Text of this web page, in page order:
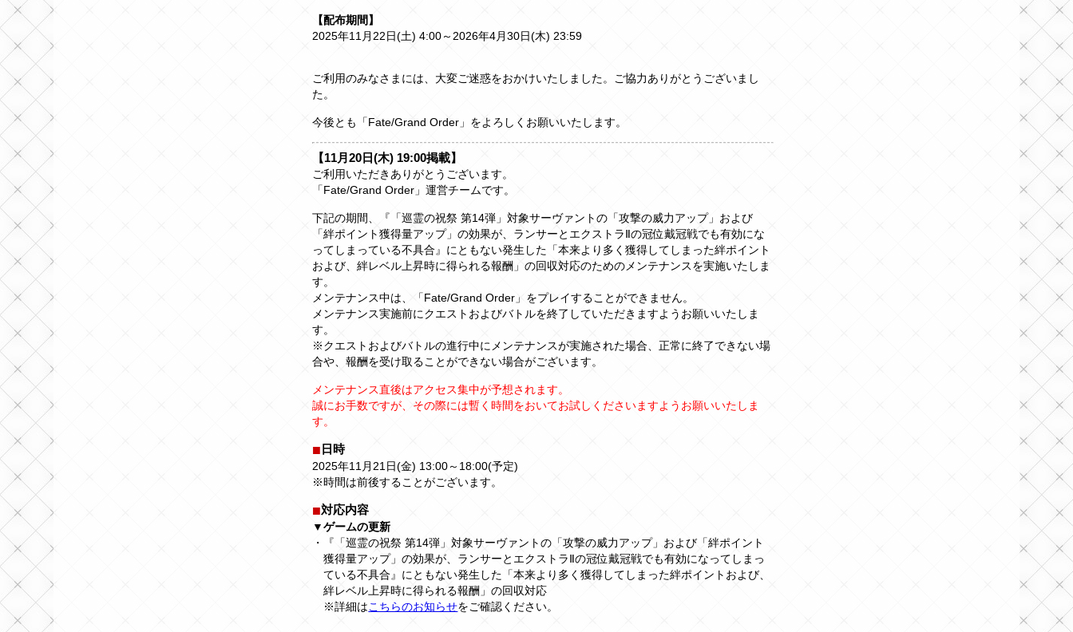
【配布期間】
2025年11月22日(土) 4:00～2026年4月30日(木) 23:59
ご利用のみなさまには、大変ご迷惑をおかけいたしました。ご協力ありがとうございまし
た。
今後とも「Fate/Grand Order」をよろしくお願いいたします。
【11月20日(木) 19:00掲載】
ご利用いただきありがとうございます。
「Fate/Grand Order」運営チームです。
下記の期間、『「巡霊の祝祭 第14弾」対象サーヴァントの「攻撃の威力アップ」および
「絆ポイント獲得量アップ」の効果が、ランサーとエクストラⅡの冠位戴冠戦でも有効にな
ってしまっている不具合』にともない発生した「本来より多く獲得してしまった絆ポイント
および、絆レベル上昇時に得られる報酬」の回収対応のためのメンテナンスを実施いたしま
す。
メンテナンス中は、「Fate/Grand Order」をプレイすることができません。
メンテナンス実施前にクエストおよびバトルを終了していただきますようお願いいたしま
す。
※クエストおよびバトルの進行中にメンテナンスが実施された場合、正常に終了できない場
合や、報酬を受け取ることができない場合がございます。
メンテナンス直後はアクセス集中が予想されます。
誠にお手数ですが、その際には暫く時間をおいてお試しくださいますようお願いいたしま
す。
日時
2025年11月21日(金) 13:00～18:00(予定)
※時間は前後することがございます。
対応内容
▼ゲームの更新
・『「巡霊の祝祭 第14弾」対象サーヴァントの「攻撃の威力アップ」および「絆ポイント
獲得量アップ」の効果が、ランサーとエクストラⅡの冠位戴冠戦でも有効になってしまっ
ている不具合』にともない発生した「本来より多く獲得してしまった絆ポイントおよび、
絆レベル上昇時に得られる報酬」の回収対応
※詳細はこちらのお知らせをご確認ください。